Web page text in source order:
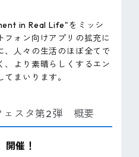
in Real Life"をミッシ
フォン向けアプリの拡充に
、人々の生活のほぼ全てで
、より素晴らしくするエン
まいります。
ェスタ第2弾 概要
開催！